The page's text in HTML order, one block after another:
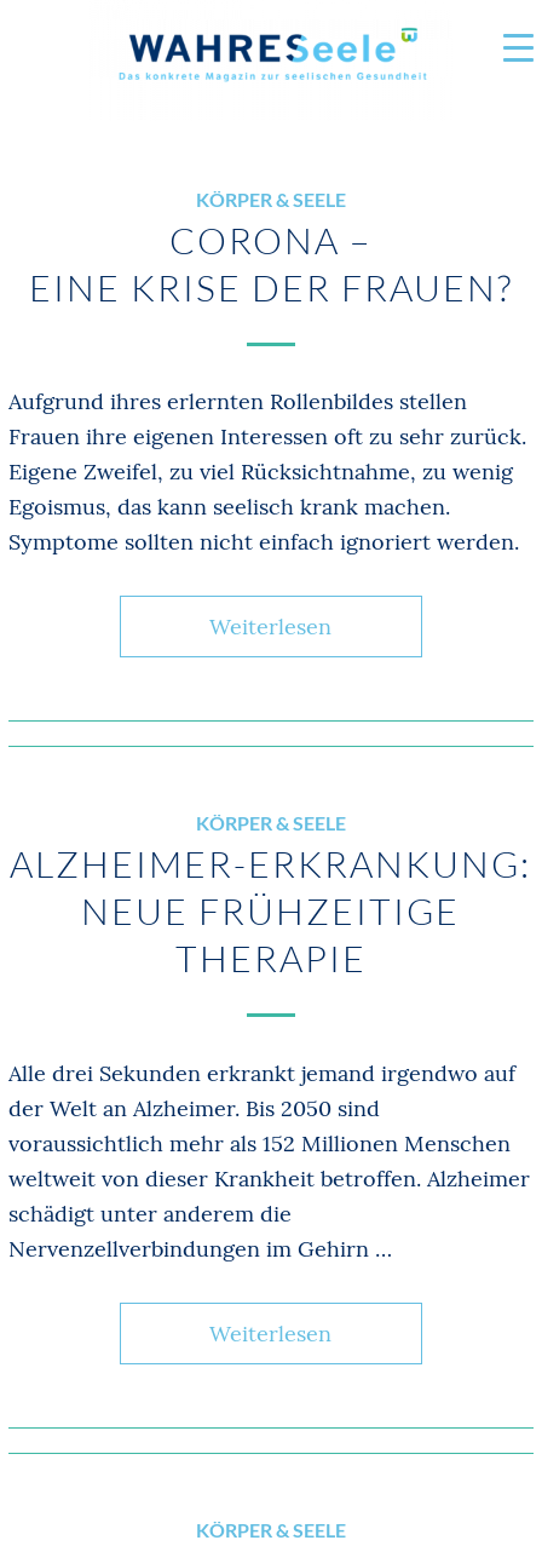
KÖRPER & SEELE
CORONA –
EINE KRISE DER FRAUEN?
Aufgrund ihres erlernten Rollenbildes stellen
Frauen ihre eigenen Interessen oft zu sehr zurück.
Eigene Zweifel, zu viel Rücksichtnahme, zu wenig
Egoismus, das kann seelisch krank machen.
Symptome sollten nicht einfach ignoriert werden.
Weiterlesen
KÖRPER & SEELE
ALZHEIMER-ERKRANKUNG:
NEUE FRÜHZEITIGE
THERAPIE
Alle drei Sekunden erkrankt jemand irgendwo auf
der Welt an Alzheimer. Bis 2050 sind
voraussichtlich mehr als 152 Millionen Menschen
weltweit von dieser Krankheit betroffen. Alzheimer
schädigt unter anderem die
Nervenzellverbindungen im Gehirn …
Weiterlesen
KÖRPER & SEELE